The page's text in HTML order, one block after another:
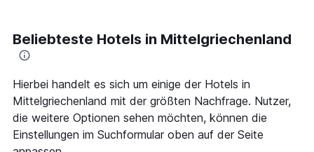
Beliebteste Hotels in Mittelgriechenland
Hierbei handelt es sich um einige der Hotels in
Mittelgriechenland mit der größten Nachfrage. Nutzer,
die weitere Optionen sehen möchten, können die
Einstellungen im Suchformular oben auf der Seite